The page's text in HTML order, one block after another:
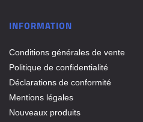
INFORMATION
Conditions générales de vente
Politique de confidentialité
Déclarations de conformité
Mentions légales
Nouveaux produits